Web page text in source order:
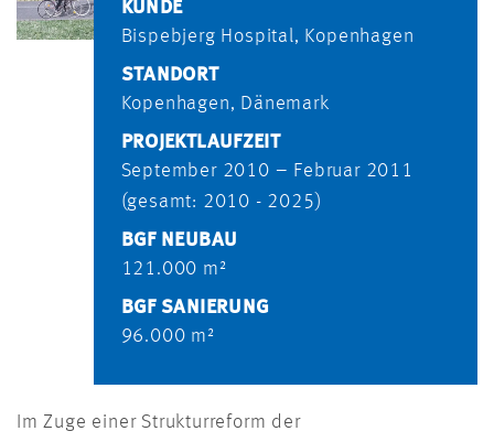
KUNDE
Bispebjerg Hospital, Kopenhagen
STANDORT
Kopenhagen, Dänemark
PROJEKTLAUFZEIT
September 2010 – Februar 2011
(gesamt: 2010 - 2025)
BGF NEUBAU
121.000 m²
BGF SANIERUNG
96.000 m²
Im Zuge einer Strukturreform der